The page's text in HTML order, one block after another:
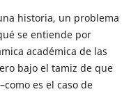
historia, un problema
se entiende por
académica de las
bajo el tamiz de que
es el caso de